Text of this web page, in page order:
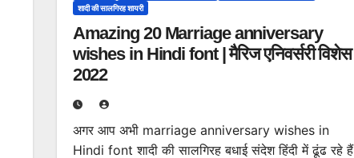
शादी की सालगिरह शायरी
Amazing 20 Marriage anniversary
wishes in Hindi font | मैरिज एनिवर्सरी विशेस
2022
अगर आप अभी marriage anniversary wishes in
Hindi font शादी की सालगिरह बधाई संदेश हिंदी में ढूंढ रहे हैं